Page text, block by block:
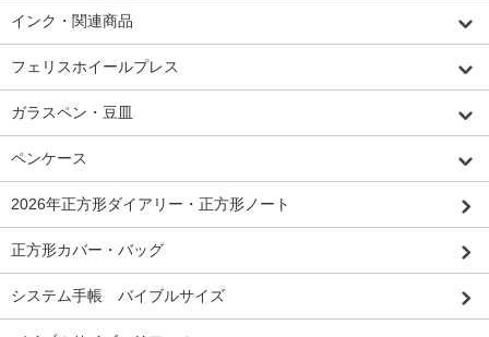
インク・関連商品
フェリスホイールプレス
ガラスペン・豆皿
ペンケース
2026年正方形ダイアリー・正方形ノート
正方形カバー・バッグ
システム手帳 バイブルサイズ